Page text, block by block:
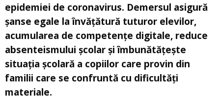
epidemiei de coronavirus. Demersul asigură
șanse egale la învățătură tuturor elevilor,
acumularea de competențe digitale, reduce
absenteismului școlar și îmbunătățește
situația școlară a copiilor care provin din
familii care se confruntă cu dificultăți
materiale.